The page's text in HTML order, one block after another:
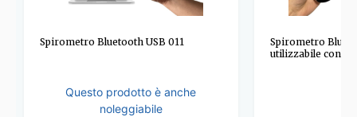
Spirometro Bluetooth USB 011
Questo prodotto è anche
noleggiabile
Spirometro
utilizzabile con